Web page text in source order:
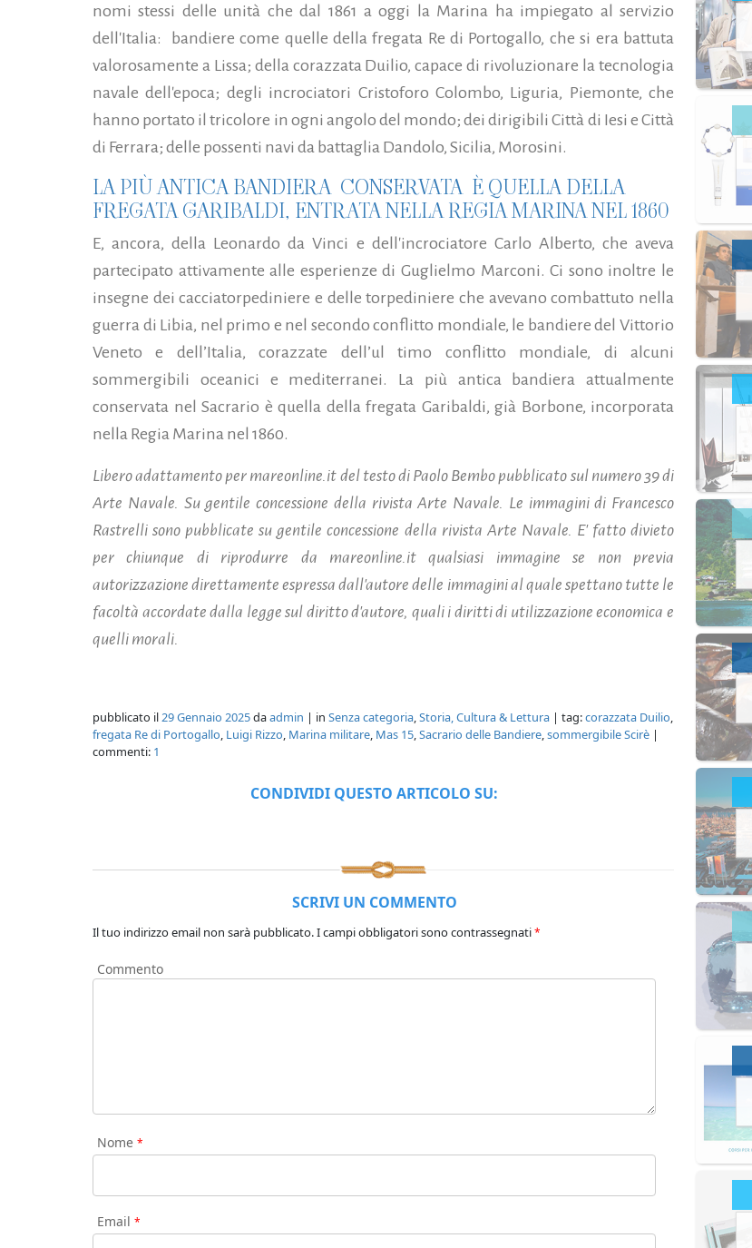
nomi stessi delle unità che dal 1861 a oggi la Marina ha impiegato al servizio
dell'Italia: bandiere come quelle della fregata Re di Portogallo, che si era battuta
valorosamente a Lissa; della corazzata Duilio, capace di rivoluzionare la tecnologia
navale dell'epoca; degli incrociatori Cristoforo Colombo, Liguria, Piemonte, che
hanno portato il tricolore in ogni angolo del mondo; dei dirigibili Città di Iesi e Città
di Ferrara; delle possenti navi da battaglia Dandolo, Sicilia, Morosini.
LA PIÙ ANTICA BANDIERA CONSERVATA È QUELLA DELLA
FREGATA GARIBALDI, ENTRATA NELLA REGIA MARINA NEL 1860
E, ancora, della Leonardo da Vinci e dell'incrociatore Carlo Alberto, che aveva
partecipato attivamente alle esperienze di Guglielmo Marconi. Ci sono inoltre le
insegne dei cacciatorpediniere e delle torpediniere che avevano combattuto nella
guerra di Libia, nel primo e nel secondo conflitto mondiale, le bandiere del Vittorio
Veneto e dell’Italia, corazzate dell’ul timo conflitto mondiale, di alcuni
sommergibili oceanici e mediterranei. La più antica bandiera attualmente
conservata nel Sacrario è quella della fregata Garibaldi, già Borbone, incorporata
nella Regia Marina nel 1860.
Libero adattamento per mareonline.it del testo di Paolo Bembo pubblicato sul numero 39 di
Arte Navale. Su gentile concessione della rivista Arte Navale. Le immagini di Francesco
Rastrelli sono pubblicate su gentile concessione della rivista Arte Navale. E' fatto divieto
per chiunque di riprodurre da mareonline.it qualsiasi immagine se non previa
autorizzazione direttamente espressa dall'autore delle immagini al quale spettano tutte le
facoltà accordate dalla legge sul diritto d'autore, quali i diritti di utilizzazione economica e
quelli morali.
pubblicato il29 Gennaio 2025daadmin | in Senza categoria,Storia, Cultura & Lettura | tag:corazzata Duilio,
fregata Re di Portogallo, Luigi Rizzo, Marina militare, Mas 15,Sacrario delle Bandiere,sommergibile Scirè |
commenti: 1
CONDIVIDI QUESTO ARTICOLO SU:
SCRIVI UN COMMENTO
Il tuo indirizzo email non sarà pubblicato.I campi obbligatori sono contrassegnati*
Commento
Nome *
Email *